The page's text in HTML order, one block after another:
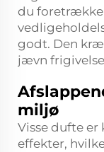
du
godt. Den
jævn
miljø
Visse dufte
effekter,